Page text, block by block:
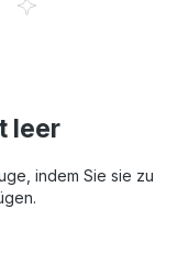
leer
indem Sie sie zu